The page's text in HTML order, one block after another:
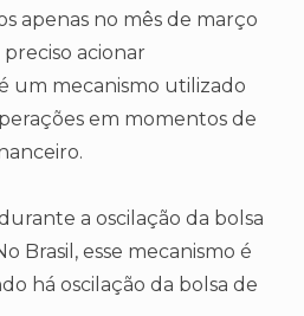
apenas no mês de março
acionar
um mecanismo utilizado
em momentos de
a oscilação da bolsa
Brasil, esse mecanismo é
há oscilação da bolsa de